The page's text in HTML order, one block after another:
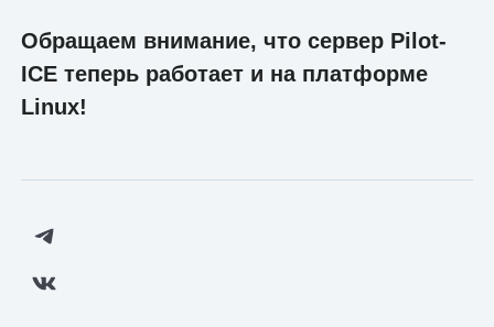
Обращаем внимание, что сервер Pilot-
ICE теперь работает и на платформе
Linux!